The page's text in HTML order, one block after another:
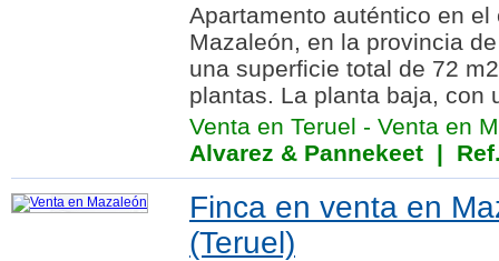
Apartamento auténtico en
Mazaleón, en la provincia
una superficie total de 72
plantas. La planta baja, con
Venta en Teruel - Venta en
Alvarez & Pannekeet |
Finca en venta en
(Teruel)